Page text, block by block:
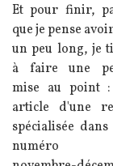
Texte
Et pour finir,
que je pense
un peu long, je
à faire une
mise au point
article d'une
spécialisée dans
numéro